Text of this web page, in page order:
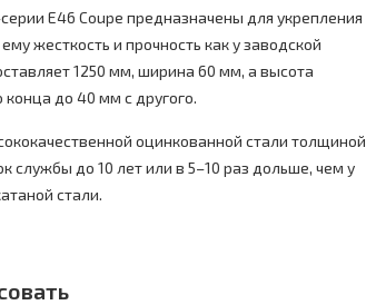
E46 Coupe предназначены для укрепления
жесткость и прочность как у заводской
1250 мм, ширина 60 мм, а высота
конца до 40 мм с другого.
оцинкованной стали толщиной
службы до 10 лет или в 5–10 раз дольше, чем у
стали.